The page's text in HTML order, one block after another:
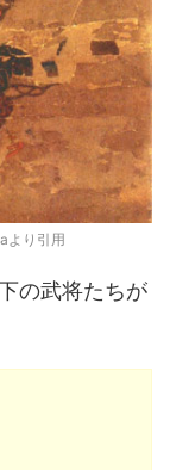
より引用
の武将たちが